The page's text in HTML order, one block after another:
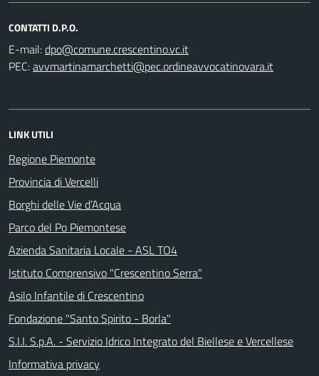
CONTATTI D.P.O.
E-mail:
PEC:
LINK UTILI
Regione Piemonte
Provincia di Vercelli
Borghi delle Vie d’Acqua
Parco del Po Piemontese
Azienda Sanitaria Locale - ASL TO4
Istituto Comprensivo "Crescentino Serra"
Asilo Infantile di Crescentino
Fondazione "Santo Spirito - Borla"
S.I.I. S.p.A. - Servizio Idrico Integrato del Biellese e Vercellese
Informativa privacy